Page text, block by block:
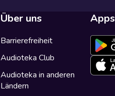
Über uns
Barrierefreiheit
Audioteka Club
Audioteka in anderen
Ländern
Apps